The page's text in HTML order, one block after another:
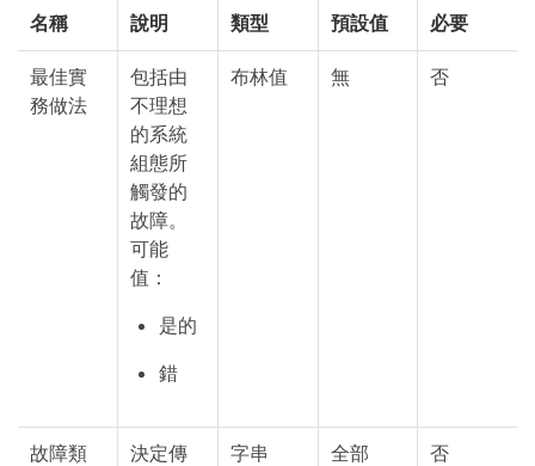
名稱 說明 類型 預設值 必要
最佳實
務做法
包括由
不理想
的系統
組態所
觸發的
故障。
可能
值：
是的
錯
布林值 無 否
故障類
決定傳
字串 全部 否